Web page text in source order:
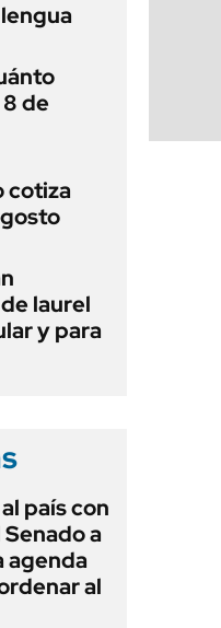
de
cotiza
laurel
y para
país con
a
agenda
al